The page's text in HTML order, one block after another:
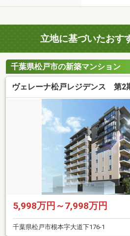
立地に基づいたおす
千葉県松戸市の新築マンション
ヴェレーナ松戸レジデンス 第2
5,998万円～7,998万円
千葉県松戸市根本字大道下176-1